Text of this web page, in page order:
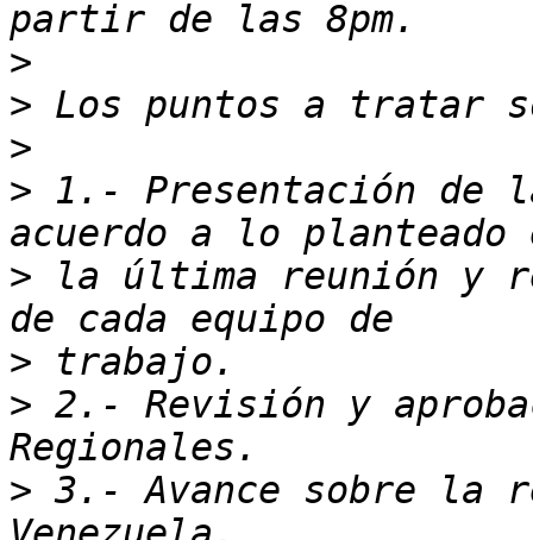
>
>
>
> 1.- Presentación de
> la última reunión y
>
> 2.- Revisión y
> 3.- Avance sobre la